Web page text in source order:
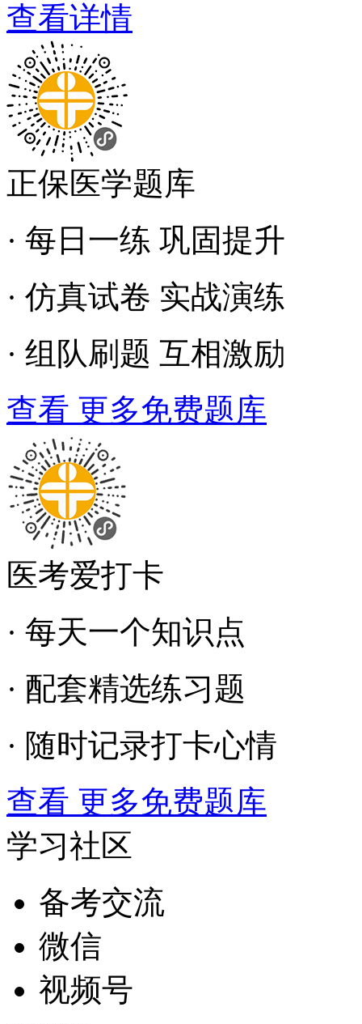
查看详情
正保医学题库
· 每日一练 巩固提升
· 仿真试卷 实战演练
· 组队刷题 互相激励
查看 更多免费题库
医考爱打卡
· 每天一个知识点
· 配套精选练习题
· 随时记录打卡心情
查看 更多免费题库
学习社区
备考交流
微信
视频号